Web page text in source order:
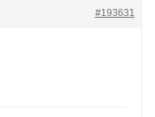
#193631